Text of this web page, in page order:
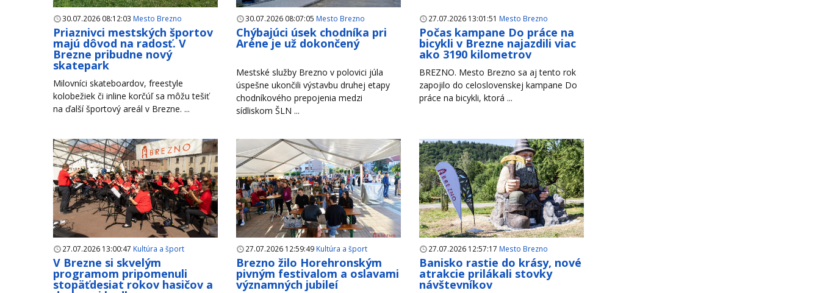
30.07.2026 08:12:03 Mesto Brezno
Priaznivci mestských športov
majú dôvod na radosť. V
Brezne pribudne nový
skatepark
Milovníci skateboardov, freestyle
kolobežiek či inline korčúľ sa môžu tešiť
na ďalší športový areál v Brezne. ...
30.07.2026 08:07:05 Mesto Brezno
Chýbajúci úsek chodníka pri
Aréne je už dokončený
Mestské služby Brezno v polovici júla
úspešne ukončili výstavbu druhej etapy
chodníkového prepojenia medzi
sídliskom ŠLN ...
27.07.2026 13:01:51 Mesto Brezno
Počas kampane Do práce na
bicykli v Brezne najazdili viac
ako 3190 kilometrov
BREZNO. Mesto Brezno sa aj tento rok
zapojilo do celoslovenskej kampane Do
práce na bicykli, ktorá ...
27.07.2026 13:00:47 Kultúra a šport
V Brezne si skvelým
programom pripomenuli
stopäťdesiat rokov hasičov a
27.07.2026 12:59:49 Kultúra a šport
Brezno žilo Horehronským
pivným festivalom a oslavami
významných jubileí
27.07.2026 12:57:17 Mesto Brezno
Banisko rastie do krásy, nové
atrakcie prilákali stovky
návštevníkov